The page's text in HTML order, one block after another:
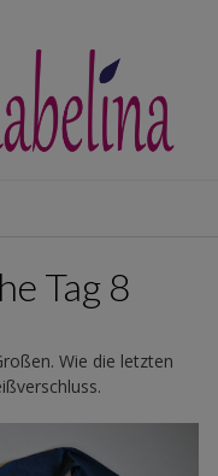
Tag 8
Wie die letzten